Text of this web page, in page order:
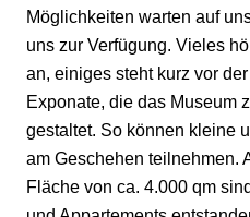
Möglichkeiten warten auf
uns zur Verfügung. Vieles
an, einiges steht kurz vor
Exponate, die das Museum
gestaltet. So können kleine
am Geschehen teilnehmen.
Fläche von ca. 4.000 qm